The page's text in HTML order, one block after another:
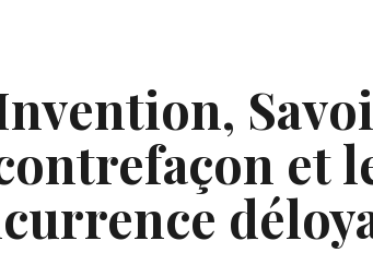
et